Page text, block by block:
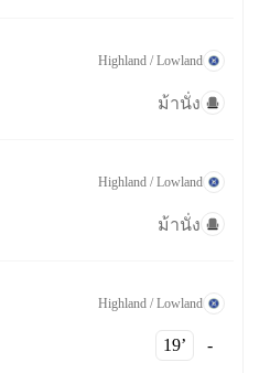
Highland / Lowland
ม้านั่ง
Highland / Lowland
ม้านั่ง
Highland / Lowland
19‎’‎ -